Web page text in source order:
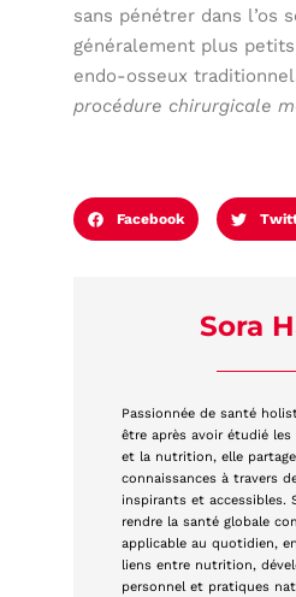
sans pénétrer dans l’os
généralement plus
endo-osseux
procédure chirurgicale
Facebook
Sora
Passionnée de santé
être après avoir étudié les
et la nutrition, elle
connaissances à travers
inspirants et accessibles.
rendre la santé globale
applicable au quotidien,
liens entre nutrition,
personnel et pratiques